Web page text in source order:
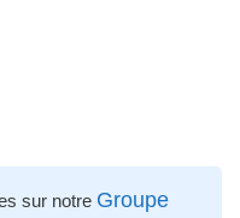
sur notre Groupe